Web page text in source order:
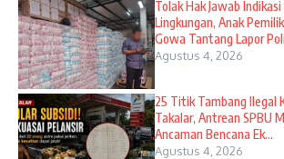
Tolak Hak Jawab
Lingkungan, Anak
Gowa Tantang Lapor
Agustus 4, 2026
25 Titik Tambang Ilegal
Takalar, Antrean SPBU
Ancaman Bencana Ek...
Agustus 4, 2026